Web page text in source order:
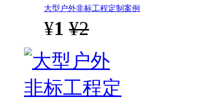
大型户外非标工程定制案例
¥1 ¥2